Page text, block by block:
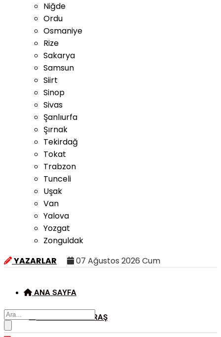
Niğde
Ordu
Osmaniye
Rize
Sakarya
Samsun
Siirt
Sinop
Sivas
Şanlıurfa
Şırnak
Tekirdağ
Tokat
Trabzon
Tunceli
Uşak
Van
Yalova
Yozgat
Zonguldak
YAZARLAR
07 Ağustos 2026 Cum
ANA SAYFA
KAHRAMANMARAŞ